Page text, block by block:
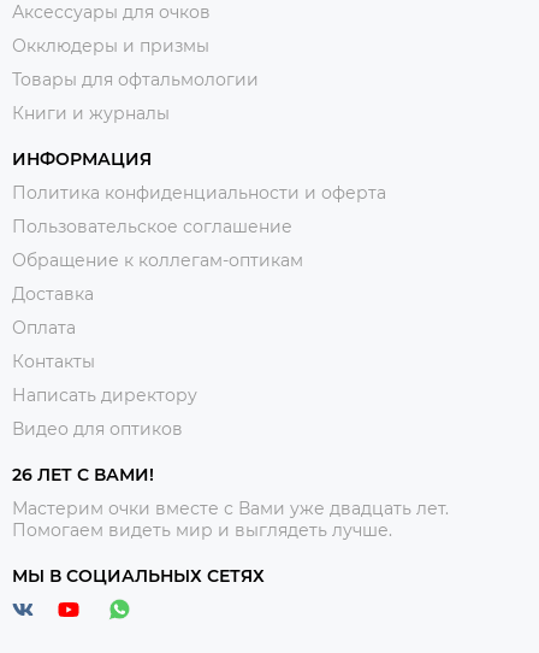
Аксессуары для очков
Окклюдеры и призмы
Товары для офтальмологии
Книги и журналы
ИНФОРМАЦИЯ
Политика конфиденциальности и оферта
Пользовательское соглашение
Обращение к коллегам-оптикам
Доставка
Оплата
Контакты
Написать директору
Видео для оптиков
26 ЛЕТ С ВАМИ!
Мастерим очки вместе с Вами уже двадцать лет.
Помогаем видеть мир и выглядеть лучше.
МЫ В СОЦИАЛЬНЫХ СЕТЯХ